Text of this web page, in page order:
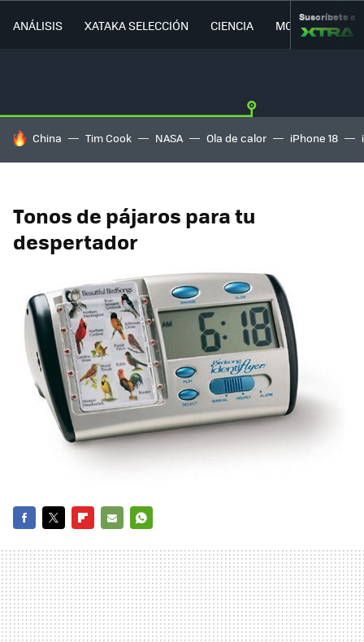
ANÁLISIS XATAKA SELECCIÓN CIENCIA MOVILIDAD
Suscríbete a
HOY SE HABLA DE
China Tim Cook NASA Ola de calor iPhone 18
Tonos de pájaros para tu
despertador
MAIL